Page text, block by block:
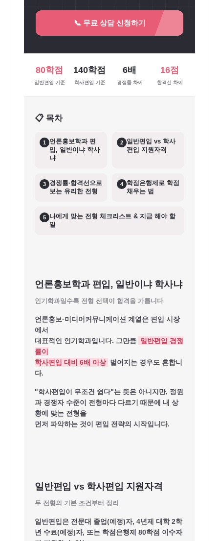
📞 무료 상담 신청하기
80학점
일반편입 기준
140학점
학사편입 기준
6배
경쟁률 차이
16점
합격선 차이
📋 목차
1
언론홍보학과 편
입, 일반이냐 학사
냐
2
일반편입 vs 학사
편입 지원자격
3
경쟁률·합격선으로
보는 유리한 전형
4
학점은행제로 학점
채우는 법
5
나에게 맞는 전형 체크리스트 & 지금 해야 할
일
언론홍보학과 편입, 일반이냐 학사냐
인기학과일수록 전형 선택이 합격을 가릅니다
언론홍보·미디어커뮤니케이션 계열은 편입 시장
에서
대표적인 인기학과입니다. 그만큼 일반편입 경쟁
률이
학사편입 대비 6배 이상 벌어지는 경우도 흔합니
다.
"학사편입이 무조건 쉽다"는 뜻은 아니지만, 정원
과 경쟁자 수준이 전형마다 다르기 때문에 내 상
황에 맞는 전형을
먼저 파악하는 것이 편입 전략의 시작입니다.
일반편입 vs 학사편입 지원자격
두 전형의 기본 조건부터 정리
일반편입은 전문대 졸업(예정)자, 4년제 대학 2학
년 수료(예정)자, 또는 학점은행제 80학점 이수자